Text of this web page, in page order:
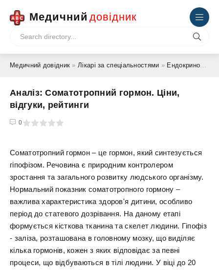
Медичний довідник
Медичний довідник »Лікарі за спеціальностями » Ендокринолог
Аналіз: Соматотропний гормон. Ціни,
відгуки, рейтинги
0
5
Соматотропний гормон – це гормон, який синтезується
гіпофізом. Речовина є природним контролером
зростання та загального розвитку людського організму.
Нормальний показник соматотропного гормону –
важлива характеристика здоров'я дитини, особливо
період до статевого дозрівання. На даному етапі
формується кісткова тканина та скелет людини. Гіпофіз
- заліза, розташована в головному мозку, що виділяє
кілька гормонів, кожен з яких відповідає за певні
процеси, що відбуваються в тілі людини. У віці до 20